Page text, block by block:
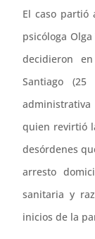
El caso partió
psicóloga
decidieron
Santiago
quien revirtió
desórdenes
arresto
sanitaria y
inicios de la